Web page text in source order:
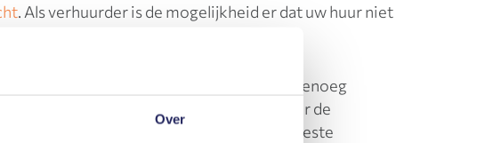
Over
. Als verhuurder is de mogelijkheid er dat uw huur niet
juridisch adviseren. Er kunnen zich genoeg
maar hoe gaat dat dan? Of twijfelt u over de
en samen kiezen wij dan voor de beste